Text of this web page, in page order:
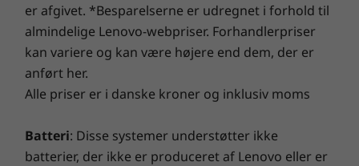
L15 Gen 2 bærbar computer er opdateret med
indbyggede ThinkShield-sikkerhedsløsninger
plus AMD-sikkerhed. Ud over et
privatlivsdæksel til webkamera, Smart Power
On med fingeraftrykslæser med match-on-
Module (dTPM) 2.0-chip, får du fordel af
adskillige forsvarslag.
EPEAT®Gold
Energy Star®8.0
Specifikationer kan variere afhængigt af området/modellen.
er afgivet. *Besparelserne er udregnet i forhold til
almindelige Lenovo-webpriser. Forhandlerpriser
kan variere og kan være højere end dem, der er
anført her.
Alle priser er i danske kroner og inklusiv moms
Batteri: Disse systemer understøtter ikke
batterier, der ikke er produceret af Lenovo eller er